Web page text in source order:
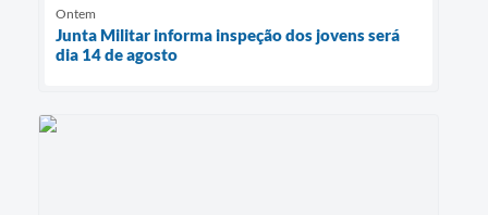
Ontem
Junta Militar informa inspeção dos jovens será
dia 14 de agosto